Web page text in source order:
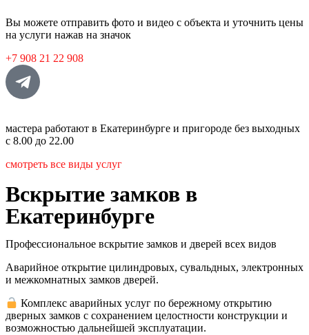
Вы можете отправить фото и видео с объекта и уточнить цены
на услуги нажав на значок
+7 908 21 22 908
мастера работают в Екатеринбурге и пригороде без выходных
с 8.00 до 22.00
смотреть все виды услуг
Вскрытие замков в
Екатеринбурге
Профессиональное вскрытие замков и дверей всех видов
Аварийное открытие цилиндровых, сувальдных, электронных
и межкомнатных замков дверей.
Комплекс аварийных услуг по бережному открытию
дверных замков с сохранением целостности конструкции и
возможностью дальнейшей эксплуатации.